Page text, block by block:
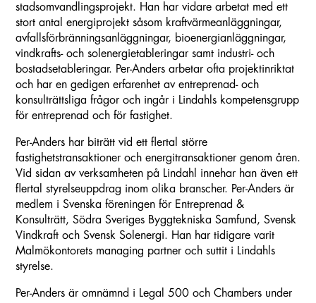
stadsomvandlingsprojekt. Han har vidare arbetat med ett
stort antal energiprojekt såsom kraftvärmeanläggningar,
avfallsförbränningsanläggningar, bioenergianläggningar,
vindkrafts- och solenergietableringar samt industri- och
bostadsetableringar. Per-Anders arbetar ofta projektinriktat
och har en gedigen erfarenhet av entreprenad- och
konsulträttsliga frågor och ingår i Lindahls kompetensgrupp
för entreprenad och för fastighet.
Per-Anders har biträtt vid ett flertal större
fastighetstransaktioner och energitransaktioner genom åren.
Vid sidan av verksamheten på Lindahl innehar han även ett
flertal styrelseuppdrag inom olika branscher. Per-Anders är
medlem i Svenska föreningen för Entreprenad &
Konsulträtt, Södra Sveriges Byggtekniska Samfund, Svensk
Vindkraft och Svensk Solenergi. Han har tidigare varit
Malmökontorets managing partner och suttit i Lindahls
styrelse.
Per-Anders är omnämnd i Legal 500 och Chambers under